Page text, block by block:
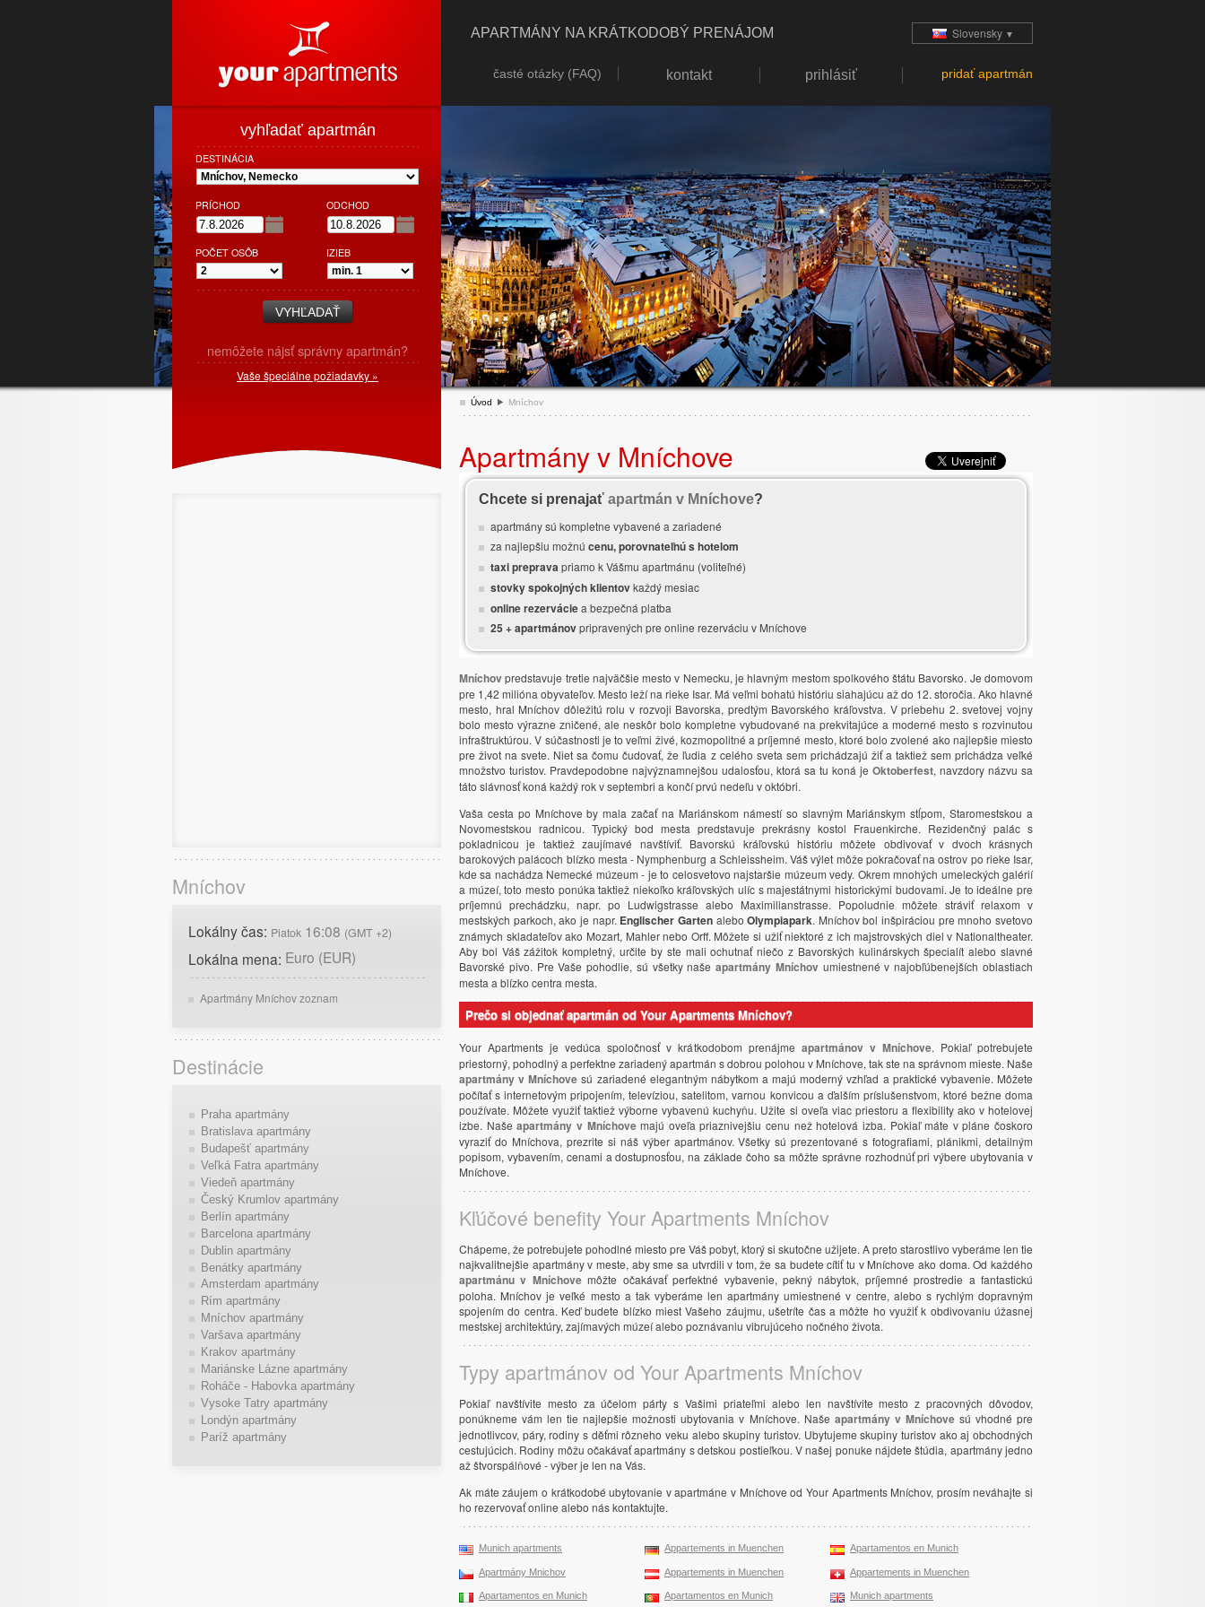
APARTMÁNY NA KRÁTKODOBÝ PRENÁJOM Slovensky ▼
časté otázky (FAQ) kontakt prihlásiť pridať apartmán
Úvod Mníchov
Apartmány v Mníchove
Chcete si prenajať apartmán v Mníchove?
apartmány sú kompletne vybavené a zariadené
za najlepšiu možnú cenu, porovnateľnú s hotelom
taxi prepravapriamo k Vášmu apartmánu (voliteľné)
stovky spokojných klientovkaždý mesiac
online rezerváciea bezpečná platba
25 + apartmánovpripravených pre online rezerváciu v Mníchove
Mníchovpredstavuje tretie najväčšie mesto v Nemecku, je hlavným mestom spolkového štátu Bavorsko. Je domovom
pre 1,42 milióna obyvateľov. Mesto leží na rieke Isar. Má veľmi bohatú históriu siahajúcu až do 12. storočia. Ako hlavné
mesto, hral Mníchov dôležitú rolu v rozvoji Bavorska, predtým Bavorského kráľovstva. V priebehu 2. svetovej vojny
bolo mesto výrazne zničené, ale neskôr bolo kompletne vybudované na prekvitajúce a moderné mesto s rozvinutou
infraštruktúrou. V súčastnosti je to veľmi živé, kozmopolitné a príjemné mesto, ktoré bolo zvolené ako najlepšie miesto
pre život na svete. Niet sa čomu čudovať, že ľudia z celého sveta sem prichádzajú žiť a taktiež sem prichádza veľké
množstvo turistov. Pravdepodobne najvýznamnejšou udalosťou, ktorá sa tu koná je Oktoberfest, navzdory názvu sa
táto slávnosť koná každý rok v septembri a končí prvú nedeľu v októbri.
Vaša cesta po Mníchove by mala začať na Mariánskom námestí so slavným Mariánskym stĺpom, Staromestskou a
Novomestskou radnicou. Typický bod mesta predstavuje prekrásny kostol Frauenkirche. Rezidenčný palác s
pokladnicou je taktiež zaujímavé navštíviť. Bavorskú kráľovskú históriu môžete obdivovať v dvoch krásnych
barokových palácoch blízko mesta - Nymphenburg a Schleissheim. Váš výlet môže pokračovať na ostrov po rieke Isar,
kde sa nachádza Nemecké múzeum - je to celosvetovo najstaršie múzeum vedy. Okrem mnohých umeleckých galérií
a múzeí, toto mesto ponúka taktiež niekoľko kráľovských ulíc s majestátnymi historickými budovami. Je to ideálne pre
príjemnú prechádzku, napr. po Ludwigstrasse alebo Maximilianstrasse. Popoludnie môžete stráviť relaxom v
mestských parkoch, ako je napr. Englischer GartenaleboOlympiapark. Mníchov bol inšpiráciou pre mnoho svetovo
známych skladateľov ako Mozart, Mahler nebo Orff. Môžete si užiť niektoré z ich majstrovských diel v Nationaltheater.
Aby bol Váš zážitok kompletný, určite by ste mali ochutnať niečo z Bavorských kulinárskych špecialít alebo slavné
Bavorské pivo. Pre Vaše pohodlie, sú všetky našeapartmány Mníchovumiestnené v najobľúbenejších oblastiach
mesta a blízko centra mesta.
Prečo si objednať apartmán od Your Apartments Mníchov?
Your Apartments je vedúca spoločnosť v krátkodobom prenájme apartmánov v Mníchove. Pokiaľ potrebujete
priestorný, pohodlný a perfektne zariadený apartmán s dobrou polohou v Mníchove, tak ste na správnom mieste. Naše
apartmány v Mníchove sú zariadené elegantným nábytkom a majú moderný vzhľad a praktické vybavenie. Môžete
počítať s internetovým pripojením, televíziou, satelitom, varnou konvicou a ďalším príslušenstvom, ktoré bežne doma
používate. Môžete využiť taktiež výborne vybavenú kuchyňu. Užite si oveľa viac priestoru a flexibility ako v hotelovej
izbe. Našeapartmány v Mníchovemajú oveľa priaznivejšiu cenu než hotelová izba. Pokiaľ máte v pláne čoskoro
vyraziť do Mníchova, prezrite si náš výber apartmánov. Všetky sú prezentované s fotografiami, plánikmi, detailným
popisom, vybavením, cenami a dostupnosťou, na základe čoho sa môžte správne rozhodnúť pri výbere ubytovania v
Mníchove.
Kľúčové benefity Your Apartments Mníchov
Chápeme, že potrebujete pohodlné miesto pre Váš pobyt, ktorý si skutočne užijete. A preto starostlivo vyberáme len tie
najkvalitnejšie apartmány v meste, aby sme sa utvrdili v tom, že sa budete cítiť tu v Mníchove ako doma. Od každého
apartmánu v Mníchovemôžte očakávať perfektné vybavenie, pekný nábytok, príjemné prostredie a fantastickú
poloha. Mníchov je veľké mesto a tak vyberáme len apartmány umiestnené v centre, alebo s rychlým dopravným
spojením do centra. Keď budete blízko miest Vašeho záujmu, ušetríte čas a môžte ho využiť k obdivovaniu úžasnej
mestskej architektúry, zajímavých múzeí alebo poznávaniu vibrujúceho nočného života.
Typy apartmánov od Your Apartments Mníchov
Pokiaľ navštívite mesto za účelom párty s Vašimi priateľmi alebo len navštívite mesto z pracovných dôvodov,
ponúkneme vám len tie najlepšie možnosti ubytovania v Mníchove. Naše apartmány v Mníchovesú vhodné pre
jednotlivcov, páry, rodiny s děťmi rôzneho veku alebo skupiny turistov. Ubytujeme skupiny turistov ako aj obchodných
cestujúcich. Rodiny môžu očakávať apartmány s detskou postieľkou. V našej ponuke nájdete štúdia, apartmány jedno
až štvorspálňové - výber je len na Vás.
Ak máte záujem o krátkodobé ubytovanie v apartmáne v Mníchove od Your Apartments Mníchov, prosím neváhajte si
ho rezervovať online alebo nás kontaktujte.
Munich apartments Appartements in Muenchen Apartamentos en Munich
Apartmány Mnichov Appartements in Muenchen Appartements in Muenchen
Apartamentos en Munich Apartamentos en Munich Munich apartments
vyhľadať apartmán
DESTINÁCIA
PRÍCHOD ODCHOD
POČET OSÔB IZIEB
nemôžete nájsť správny apartmán?
Vaše špeciálne požiadavky »
Mníchov
Lokálny čas: Piatok 16:08 (GMT +2)
Lokálna mena: Euro (EUR)
Apartmány Mníchov zoznam
Destinácie
Praha apartmány
Bratislava apartmány
Budapešť apartmány
Veľká Fatra apartmány
Viedeň apartmány
Český Krumlov apartmány
Berlín apartmány
Barcelona apartmány
Dublin apartmány
Benátky apartmány
Amsterdam apartmány
Rím apartmány
Mníchov apartmány
Varšava apartmány
Krakov apartmány
Mariánske Lázne apartmány
Roháče - Habovka apartmány
Vysoke Tatry apartmány
Londýn apartmány
Paríž apartmány